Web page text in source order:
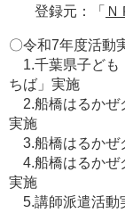
登録元：「
〇令和7年度活動
1.千葉県子ども
ちば」実施
2.船橋はるかぜ
実施
3.船橋はるかぜ
4.船橋はるかぜ
実施
5.講師派遣活動